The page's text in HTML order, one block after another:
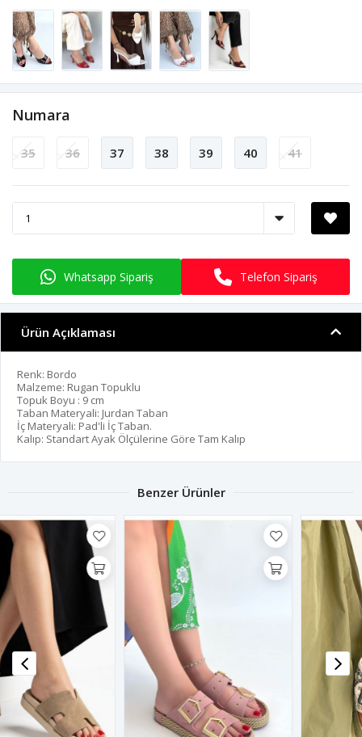
Numara
35 36 37 38 39 40 41
Whatsapp Sipariş Telefon Sipariş
Ürün Açıklaması
Renk: Bordo
Malzeme: Rugan Topuklu
Topuk Boyu : 9 cm
Taban Materyali: Jurdan Taban
İç Materyali: Pad'li İç Taban.
Kalıp: Standart Ayak Ölçülerine Göre Tam Kalıp
Benzer Ürünler